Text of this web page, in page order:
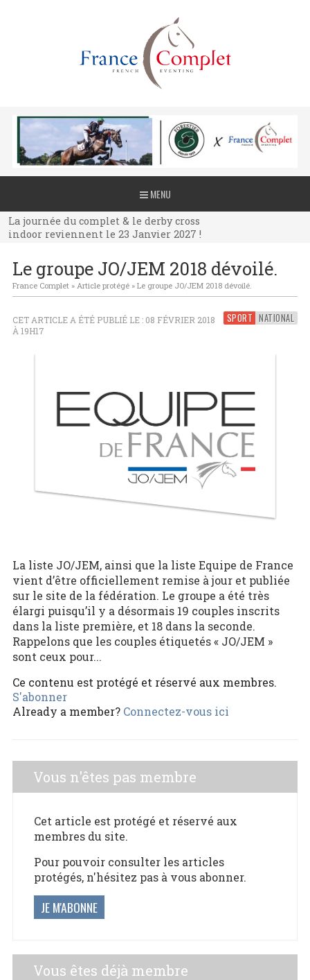
MENU
La journée du complet & le derby cross
indoor reviennent le 23 Janvier 2027 !
La journée du complet & le derby cross
indoor reviennent le 23 Janvier 2027 !
indoor reviennent le 23 Janvier 2027 !
Le groupe JO/JEM 2018 dévoilé.
France Complet» Article protégé» Le groupe JO/JEM 2018 dévoilé.
SPORT NATIONAL
CET ARTICLE A ÉTÉ PUBLIÉ LE : 08 FÉVRIER 2018
À 19H17
La liste JO/JEM, ainsi que la liste Equipe de France
vient d’être officiellement remise à jour et publiée
sur le site de la fédération. Le groupe a été très
élargi puisqu’il y a désormais 19 couples inscrits
dans la liste première, et 18 dans la seconde.
Rappelons que les couples étiquetés « JO/JEM »
sont ceux pour...
Ce contenu est protégé et réservé aux membres.
S'abonner
Already a member? Connectez-vous ici
Vous n'êtes pas membre
Cet article est protégé et réservé aux
membres du site.
Pour pouvoir consulter les articles
protégés, n'hésitez pas à vous abonner.
JE M'ABONNE
Vous êtes déjà membre